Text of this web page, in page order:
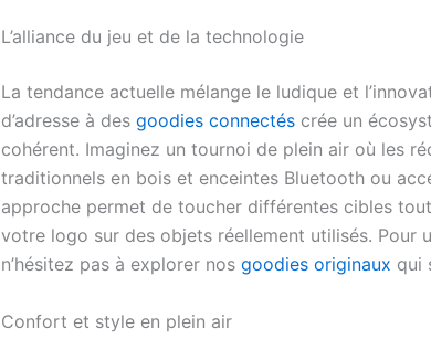
L’alliance du jeu et de la technologie
La tendance actuelle mélange le ludique et
d’adresse à des goodies connectés crée un
cohérent. Imaginez un tournoi de plein air où les
traditionnels en bois et enceintes Bluetooth ou
approche permet de toucher différentes cibles
votre logo sur des objets réellement utilisés. Pour
n’hésitez pas à explorer nos goodies originaux qui
Confort et style en plein air